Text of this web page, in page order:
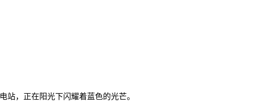
电站，正在阳光下闪耀着蓝色的光芒。